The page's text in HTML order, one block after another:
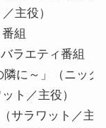
主役）
組
ラエティ番組
隣に～」（ニック
ト／主役）
サラワット／主